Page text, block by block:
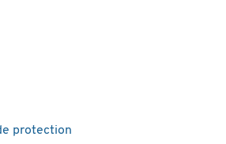
protection